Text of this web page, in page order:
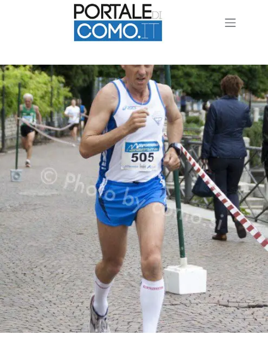
mezza_maratona_como_2011IMG_7470